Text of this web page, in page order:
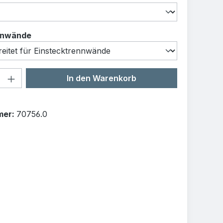
auswählen
Gib den gewünschten Wert
In den Warenkorb
70756.0